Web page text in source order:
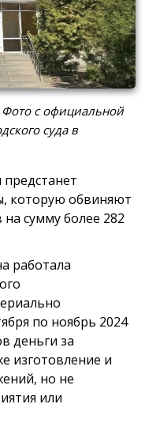
Фото с официальной
суда в
которую обвиняют
сумму более 282
работала
по ноябрь 2024
деньги за
изготовление и
но не
или